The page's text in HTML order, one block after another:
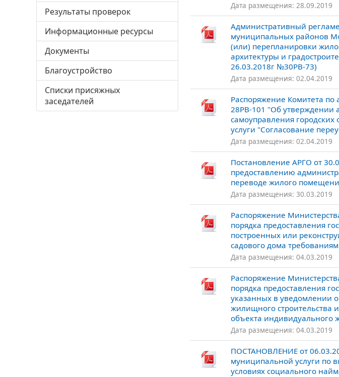
Результаты проверок
Информационные ресурсы
Документы
Благоустройство
Списки присяжных
заседателей
Дата размещения: 28.09.2019
Административный
муниципальных районов
(или) перепланировки
архитектуры и
26.03.2018г №30РВ-73)
Дата размещения: 02.04.2019
Распоряжение Комитета по
28РВ-101 "Об утверждении
самоуправления
услуги "Согласование
Дата размещения: 02.04.2019
Постановление АРГО от
предоставлению
переводе жилого
Дата размещения: 30.03.2019
Распоряжение
порядка предоставления
построенных или
садового дома
Дата размещения: 04.03.2019
Распоряжение
порядка предоставления
указанных в уведомлении
жилищного строительства
объекта индивидуального
Дата размещения: 04.03.2019
ПОСТАНОВЛЕНИЕ от
муниципальной услуги по
условиях социального